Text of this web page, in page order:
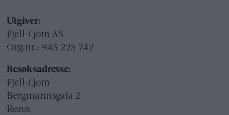
Utgiver:
Fjell-Ljom AS
Org.nr.: 945 225 742
Besøksadresse:
Fjell-Ljom
Bergmannsgata 2
Røros